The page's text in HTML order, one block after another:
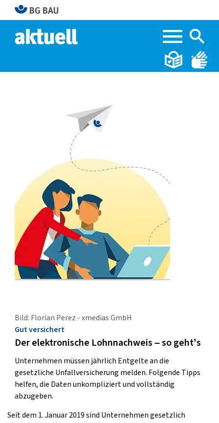
Bild: Florian Perez - xmedias GmbH
Gut versichert
Der elektronische Lohnnachweis – so geht’s
Unternehmen müssen jährlich Entgelte an die
gesetzliche Unfallversicherung melden. Folgende Tipps
helfen, die Daten unkompliziert und vollständig
abzugeben.
Seit dem 1. Januar 2019 sind Unternehmen gesetzlich